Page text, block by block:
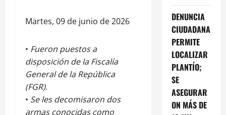
Martes, 09 de junio de 2026
• Fueron puestos a
disposición de la Fiscalía
General de la República
(FGR).
• Se les decomisaron dos
armas conocidas como
DENUNCIA
CIUDADANA
PERMITE
LOCALIZAR
PLANTÍO;
SE
ASEGURAR
ON MÁS DE